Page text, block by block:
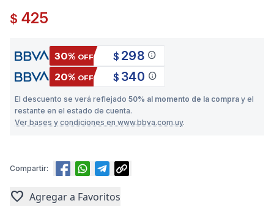
$ 425
30% OFF $ 298 info
20% OFF $ 340 info
El descuento se verá reflejado 50% al momento de la compra y el
restante en el estado de cuenta.
Ver bases y condiciones en www.bbva.com.uy.
Compartir:
favorite Agregar a Favoritos